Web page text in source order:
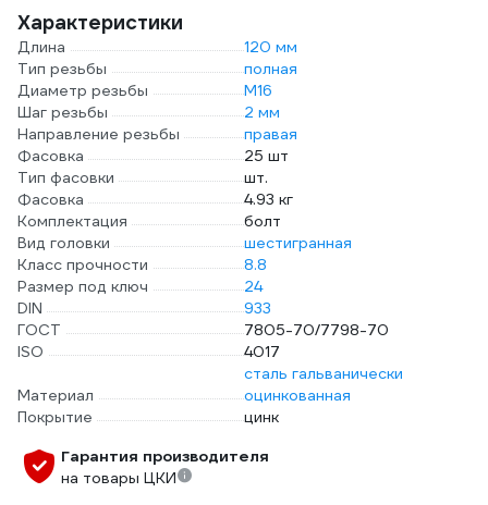
Характеристики
Длина
120 мм
Тип резьбы
полная
Диаметр резьбы
М16
Шаг резьбы
2 мм
Направление резьбы
правая
Фасовка
25 шт
Тип фасовки
шт.
Фасовка
4.93 кг
Комплектация
болт
Вид головки
шестигранная
Класс прочности
8.8
Размер под ключ
24
DIN
933
ГОСТ
7805-70/7798-70
ISO
4017
Материал
сталь гальванически
оцинкованная
Покрытие
цинк
Гарантия производителя
на товары ЦКИ